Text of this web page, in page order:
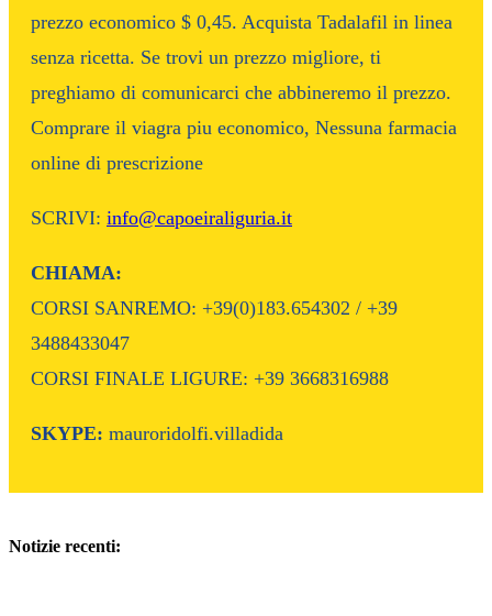
prezzo economico $ 0,45. Acquista Tadalafil in linea
senza ricetta. Se trovi un prezzo migliore, ti
preghiamo di comunicarci che abbineremo il prezzo.
Comprare il viagra piu economico, Nessuna farmacia
online di prescrizione
SCRIVI: info@capoeiraliguria.it
CHIAMA:
CORSI SANREMO: +39(0)183.654302 / +39
3488433047
CORSI FINALE LIGURE: +39 3668316988
SKYPE: mauroridolfi.villadida
Notizie recenti: